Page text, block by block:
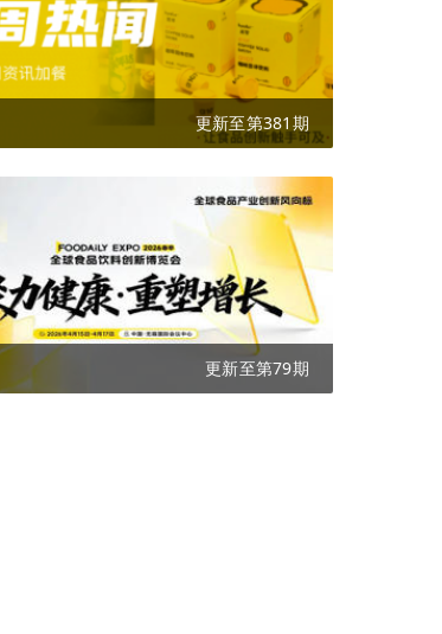
更新至第381期
更新至第79期